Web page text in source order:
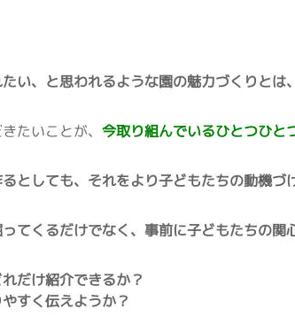
い、と思われるような園の魅力づくりと
たいことが、今取り組んでいるひとつひと
としても、それをより子どもたちの動機
てくるだけでなく、事前に子どもたちの
だけ紹介できるか？
すく伝えようか？